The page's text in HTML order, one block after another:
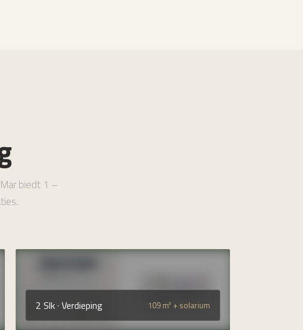
biedt 1 –
2 Slk · Verdieping 109 m² + solarium